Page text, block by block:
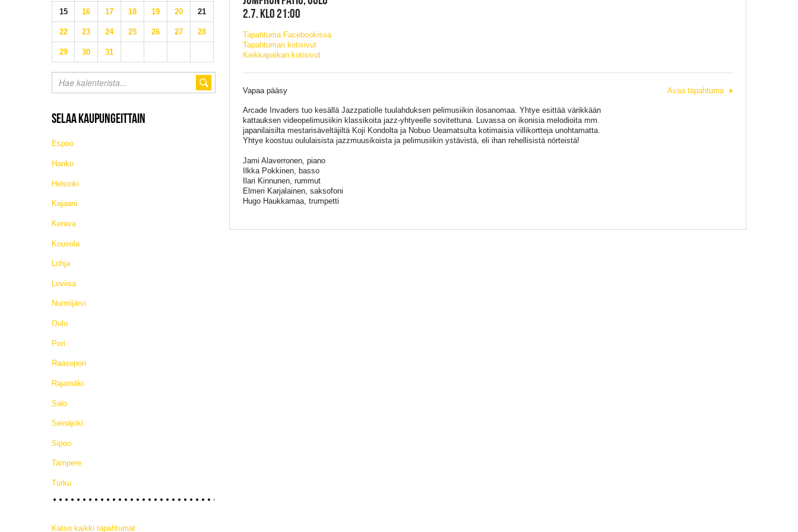
15 16 17 18 19 20 21
22 23 24 25 26 27 28
29 30 31
SELAA KAUPUNGEITTAIN
Espoo
Hanko
Helsinki
Kajaani
Kerava
Kouvola
Lohja
Loviisa
Nurmijärvi
Oulu
Pori
Raasepori
Rajamäki
Salo
Seinäjoki
Sipoo
Tampere
Turku
Katso kaikki tapahtumat
2.7. KLO 21:00
Tapahtuma Facebookissa
Tapahtuman kotisivut
Keikkapaikan kotisivut
Vapaa pääsy
Arcade Invaders tuo kesällä Jazzpatiolle tuulahduksen pelimusiikin ilosanomaa. Yhtye esittää värikkään
kattauksen videopelimusiikin klassikoita jazz-yhtyeelle sovitettuna. Luvassa on ikonisia melodioita mm.
japanilaisilta mestarisäveltäjiltä Koji Kondolta ja Nobuo Ueamatsulta kotimaisia villikortteja unohtamatta.
Yhtye koostuu oululaisista jazzmuusikoista ja pelimusiikin ystävistä, eli ihan rehellisistä nörteistä!
Jami Alaverronen, piano
Ilkka Pokkinen, basso
Ilari Kinnunen, rummut
Elmeri Karjalainen, saksofoni
Hugo Haukkamaa, trumpetti
Avaa tapahtuma